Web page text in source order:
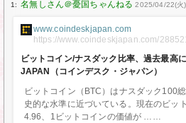
1: 2025/04/22(火
www.coindeskjapan.com
https://www.coindeskjapan.com/
ビットコイン/ナスダック比率、過去最高
JAPAN（コインデスク・ジャパン）
ビットコイン（BTC）はナスダック100
史的な水準に近づいている。現在のビッ
4.96、1ビットコインの価値が …